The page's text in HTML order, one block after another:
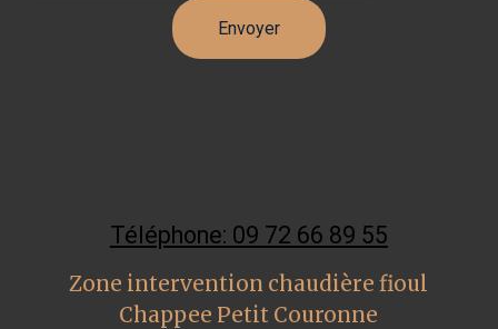
Téléphone: 09 72 66 89 55
Zone intervention chaudière fioul
Chappee Petit Couronne